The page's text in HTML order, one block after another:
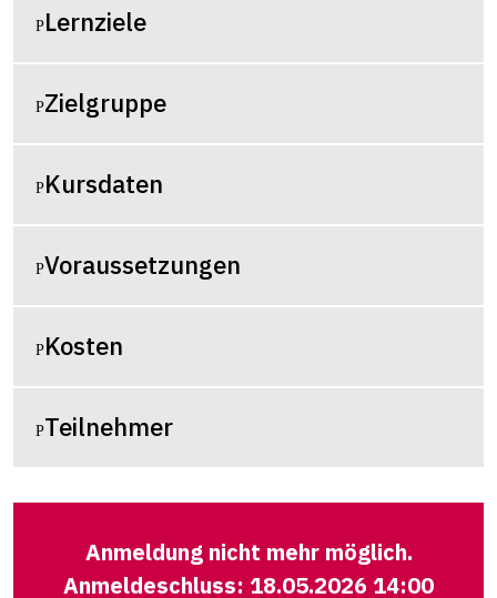
Lernziele
Zielgruppe
Kursdaten
Voraussetzungen
Kosten
Teilnehmer
Anmeldung nicht mehr möglich.
Anmeldeschluss: 18.05.2026 14:00